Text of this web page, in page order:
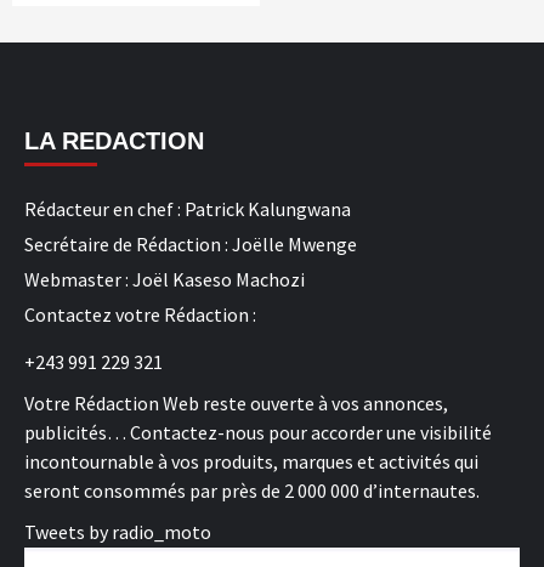
LA REDACTION
Rédacteur en chef : Patrick Kalungwana
Secrétaire de Rédaction : Joëlle Mwenge
Webmaster : Joël Kaseso Machozi
Contactez votre Rédaction :
+243 991 229 321
Votre Rédaction Web reste ouverte à vos annonces,
publicités… Contactez-nous pour accorder une visibilité
incontournable à vos produits, marques et activités qui
seront consommés par près de 2 000 000 d’internautes.
Tweets by radio_moto